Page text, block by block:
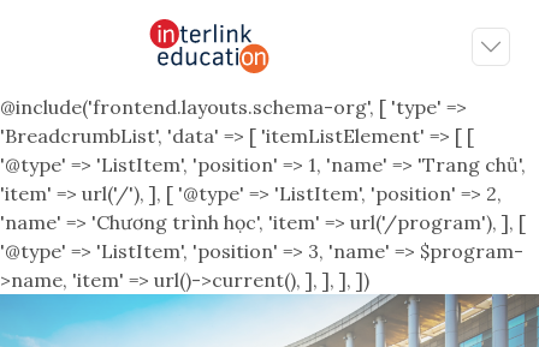
@include('frontend.layouts.schema-org', [ 'type' =>
'BreadcrumbList', 'data' => [ 'itemListElement' => [ [
'@type' => 'ListItem', 'position' => 1, 'name' => 'Trang chủ',
'item' => url('/'), ], [ '@type' => 'ListItem', 'position' => 2,
'name' => 'Chương trình học', 'item' => url('/program'), ], [
'@type' => 'ListItem', 'position' => 3, 'name' => $program-
>name, 'item' => url()->current(), ], ], ], ])